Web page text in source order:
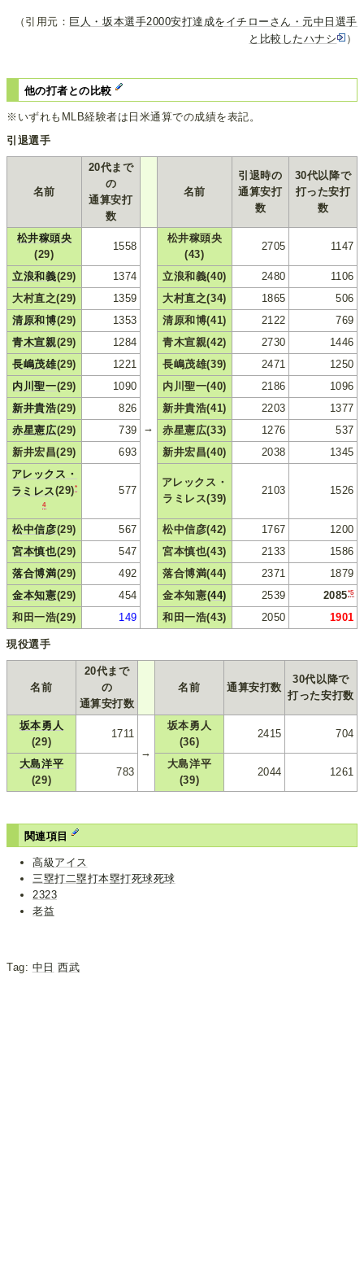
（引用元： 巨人・坂本選手2000安打達成をイチローさん・元中日選手
と比較したハナシ
）
他の打者との比較
※いずれもMLB経験者は日米通算での成績を表記。
引退選手
名前
20代まで
の
通算安打
数
名前
引退時の
通算安打
数
30代以降で
打った安打
数
松井稼頭央
(29)
1558
→
松井稼頭央
(43)
2705 1147
立浪和義(29) 1374 立浪和義(40) 2480
1106
大村直之(29)
1359 大村直之(34) 1865
506
清原和博(29) 1353 清原和博(41) 2122
769
青木宣親(29) 1284 青木宣親(42) 2730
1446
長嶋茂雄(29) 1221 長嶋茂雄(39) 2471
1250
内川聖一(29) 1090 内川聖一(40) 2186
1096
新井貴浩(29) 826 新井貴浩(41) 2203
1377
赤星憲広(29) 739 赤星憲広(33) 1276
537
新井宏昌(29)
693 新井宏昌(40) 2038
1345
アレックス・
ラミレス(29)*
4
577
アレックス・
ラミレス(39)
2103 1526
松中信彦(29) 567 松中信彦(42) 1767
1200
宮本慎也(29) 547 宮本慎也(43) 2133
1586
落合博満(29) 492 落合博満(44) 2371
1879
金本知憲(29) 454 金本知憲(44) 2539 2085*5
和田一浩(29) 149 和田一浩(43) 2050 1901
現役選手
名前
20代まで
の
通算安打数
名前 通算安打数
30代以降で
打った安打数
坂本勇人
(29)
1711
→
坂本勇人
(36)
2415 704
大島洋平
(29)
783
大島洋平
(39)
2044 1261
関連項目
高級アイス
三塁打二塁打本塁打死球死球
2323
老益
Tag: 中日 西武